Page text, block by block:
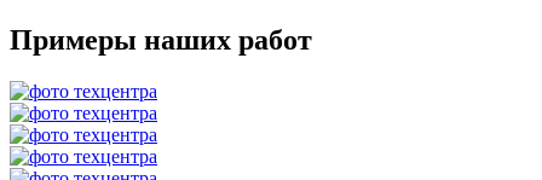
Примеры наших работ